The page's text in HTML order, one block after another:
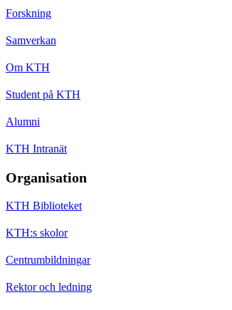
Forskning
Samverkan
Om KTH
Student på KTH
Alumni
KTH Intranät
Organisation
KTH Biblioteket
KTH:s skolor
Centrumbildningar
Rektor och ledning